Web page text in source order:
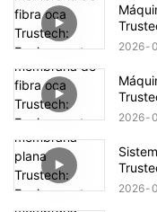
2026
2026
2026